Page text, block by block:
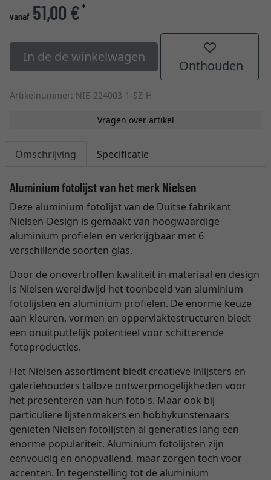
vanaf 51,00 €*
In de de winkelwagen
Onthouden
Artikelnummer: NIE-224003-1-SZ-H
Vragen over artikel
Omschrijving Specificatie
Aluminium fotolijst van het merk Nielsen
Deze aluminium fotolijst van de Duitse fabrikant
Nielsen-Design is gemaakt van hoogwaardige
aluminium profielen en verkrijgbaar met 6
verschillende soorten glas.
Door de onovertroffen kwaliteit in materiaal en design
is Nielsen wereldwijd het toonbeeld van aluminium
fotolijsten en aluminium profielen. De enorme keuze
aan kleuren, vormen en oppervlaktestructuren biedt
een onuitputtelijk potentieel voor schitterende
fotoproducties.
Het Nielsen assortiment biedt creatieve inlijsters en
galeriehouders talloze ontwerpmogelijkheden voor
het presenteren van hun foto's. Maar ook bij
particuliere lijstenmakers en hobbykunstenaars
genieten Nielsen fotolijsten al generaties lang een
enorme populariteit. Aluminium fotolijsten zijn
eenvoudig en onopvallend, maar zorgen toch voor
accenten. In tegenstelling tot de aluminium